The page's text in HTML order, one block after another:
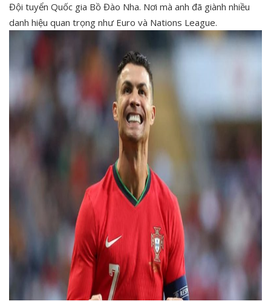
Đội tuyển Quốc gia Bồ Đào Nha. Nơi mà anh đã giành nhiều
danh hiệu quan trọng như Euro và Nations League.